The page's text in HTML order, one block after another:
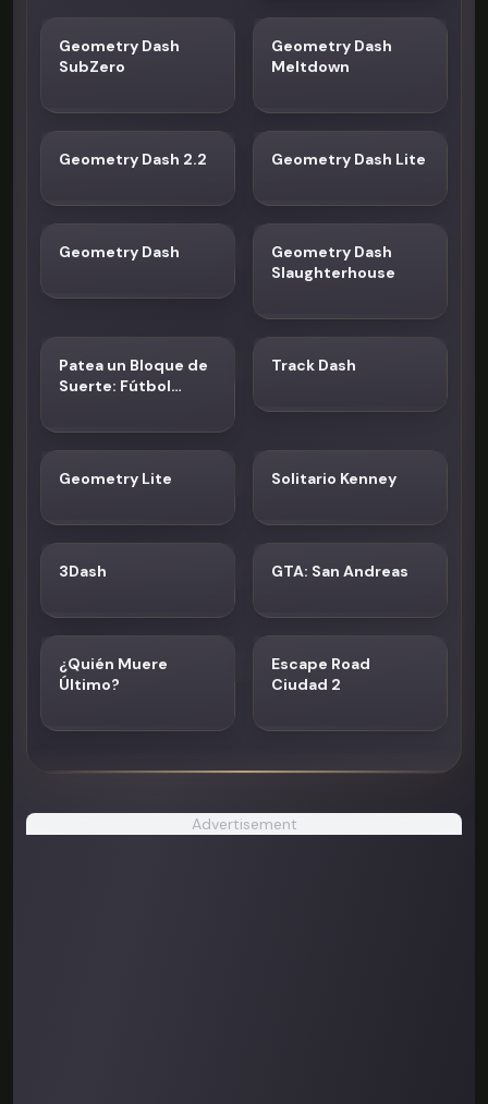
Geometry Dash
SubZero
Geometry Dash
Meltdown
Geometry Dash 2.2 Geometry Dash Lite
Geometry Dash
Geometry Dash
Slaughterhouse
Patea un Bloque de
Suerte: Fútbol
Track Dash
Geometry Lite Solitario Kenney
3Dash GTA: San Andreas
¿Quién Muere
Último?
Escape Road
Ciudad 2
Advertisement